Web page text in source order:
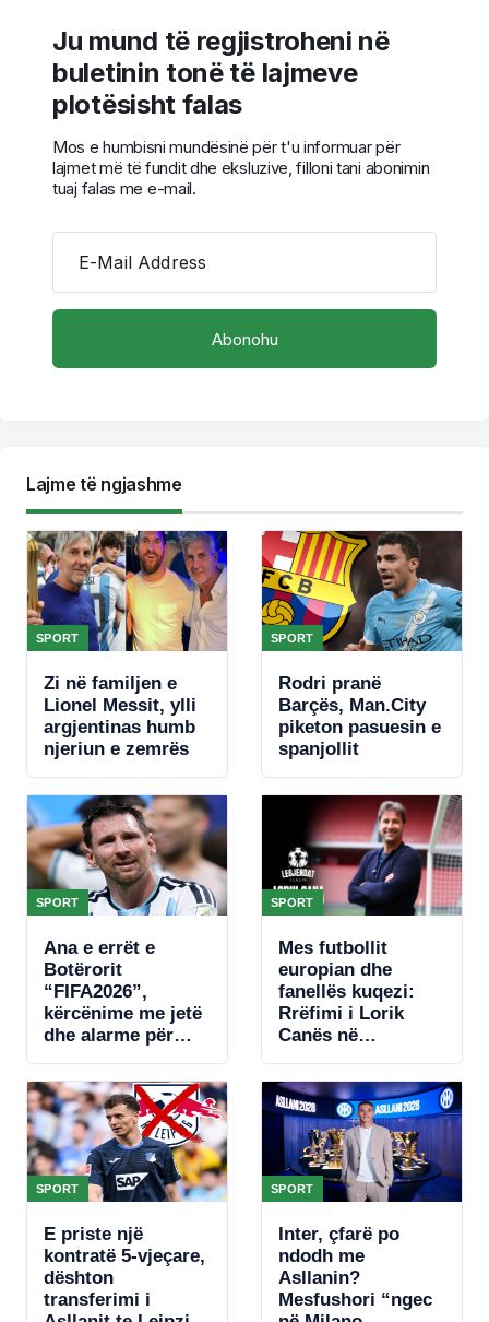
Ju mund të regjistroheni në
buletinin tonë të lajmeve
plotësisht falas
Mos e humbisni mundësinë për t'u informuar për
lajmet më të fundit dhe eksluzive, filloni tani abonimin
tuaj falas me e-mail.
E-Mail Address
Lajme të ngjashme
SPORT
Zi në familjen e
Lionel Messit, ylli
argjentinas humb
njeriun e zemrës
SPORT
Rodri pranë
Barçës, Man.City
piketon pasuesin e
spanjollit
SPORT
Ana e errët e
Botërorit
“FIFA2026”,
kërcënime me jetë
dhe alarme për
plani për të vrarë
Leo Messin
SPORT
Mes futbollit
europian dhe
fanellës kuqezi:
Rrëfimi i Lorik
Canës në
SPORT
E priste një
kontratë 5-vjeçare,
dështon
transferimi i
SPORT
Inter, çfarë po
ndodh me
Asllanin?
Mesfushori “ngec